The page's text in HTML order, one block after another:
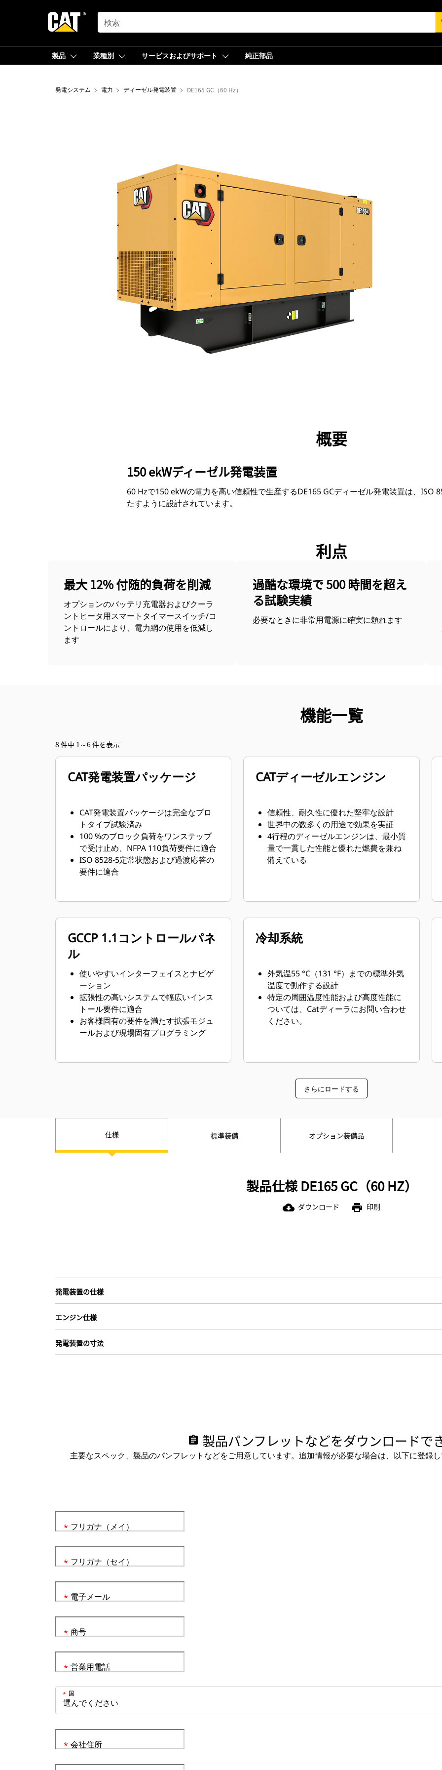
SEARCH
製品 業種別 サービスおよびサポート 純正部品
発電システム 電力 ディーゼル発電装置 DE165 GC（60 Hz）
ツアー
概要
150 ekWディーゼル発電装置
60 Hzで150 ekWの電力を高い信頼性で生産するDE165 GCディーゼル発電装置は、ISO
たすように設計されています。
利点
最大 12% 付随的負荷を削減
オプションのバッテリ充電器およびクーラ
ントヒータ用スマートタイマースイッチ/コ
ントロールにより、電力網の使用を低減し
ます
過酷な環境で 500 時間を超え
る試験実績
必要なときに非常用電源に確実に頼れます
機能一覧
8 件中 1～6 件を表示
CAT発電装置パッケージ
CAT発電装置パッケージは完全なプロ
トタイプ試験済み
100 %のブロック負荷をワンステップ
で受け止め、NFPA 110負荷要件に適合
ISO 8528-5定常状態および過渡応答の
要件に適合
CATディーゼルエンジン
信頼性、耐久性に優れた堅牢な設計
世界中の数多くの用途で効果を実証
4行程のディーゼルエンジンは、最小質
量で一貫した性能と優れた燃費を兼ね
備えている
GCCP 1.1コントロールパネ
ル
使いやすいインターフェイスとナビゲ
ーション
拡張性の高いシステムで幅広いインス
トール要件に適合
お客様固有の要件を満たす拡張モジュ
ールおよび現場固有プログラミング
冷却系統
外気温55 °C（131 °F）までの標準外気
温度で動作する設計
特定の周囲温度性能および高度性能に
ついては、Catディーラにお問い合わせ
ください。
さらにロードする
仕様 標準装備 オプション装備品
製品仕様 DE165 GC（60 HZ）
cloud_download ダウンロード print 印刷
発電装置の仕様
エンジン仕様
発電装置の寸法
assignment 製品パンフレットなどをダウンロードで
主要なスペック、製品のパンフレットなどをご用意しています。追加情報が必要な場合は、以下に登録し
フリガナ（メイ）
*
フリガナ（セイ）
*
電子メール
*
商号
*
営業用電話
*
国
*
会社住所
*